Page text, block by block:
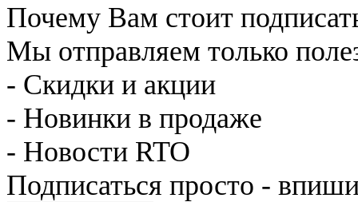
Почему Вам стоит
Мы отправляем только
- Скидки и акции
- Новинки в продаже
- Новости RTO
Подписаться просто -